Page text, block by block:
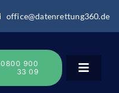
office@datenrettung360.de
Toggle
0800 900
33 09